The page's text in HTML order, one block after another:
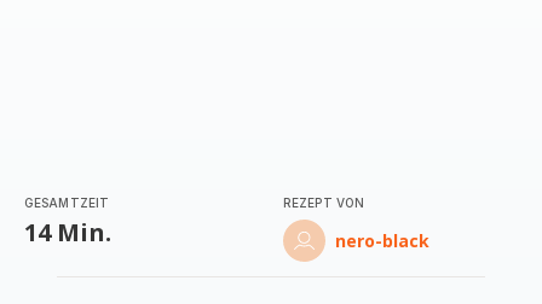
GESAMTZEIT
14 Min.
REZEPT VON
nero-black